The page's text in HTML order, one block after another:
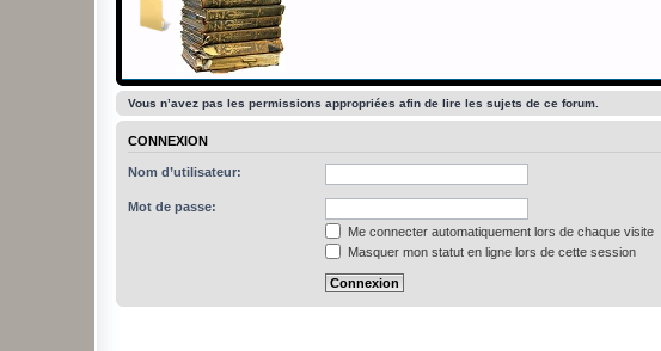
Vous n’avez pas les permissions appropriées afin de lire les sujets de ce forum.
CONNEXION
Nom d’utilisateur:
Mot de passe:
Me connecter automatiquement lors de chaque visite
Masquer mon statut en ligne lors de cette session